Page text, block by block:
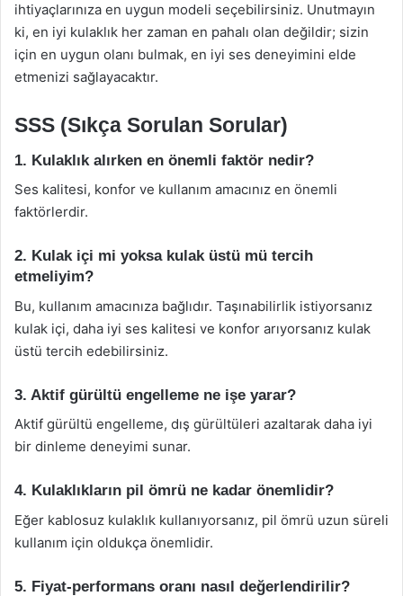
ihtiyaçlarınıza en uygun modeli seçebilirsiniz. Unutmayın
ki, en iyi kulaklık her zaman en pahalı olan değildir; sizin
için en uygun olanı bulmak, en iyi ses deneyimini elde
etmenizi sağlayacaktır.
SSS (Sıkça Sorulan Sorular)
1. Kulaklık alırken en önemli faktör nedir?
Ses kalitesi, konfor ve kullanım amacınız en önemli
faktörlerdir.
2. Kulak içi mi yoksa kulak üstü mü tercih
etmeliyim?
Bu, kullanım amacınıza bağlıdır. Taşınabilirlik istiyorsanız
kulak içi, daha iyi ses kalitesi ve konfor arıyorsanız kulak
üstü tercih edebilirsiniz.
3. Aktif gürültü engelleme ne işe yarar?
Aktif gürültü engelleme, dış gürültüleri azaltarak daha iyi
bir dinleme deneyimi sunar.
4. Kulaklıkların pil ömrü ne kadar önemlidir?
Eğer kablosuz kulaklık kullanıyorsanız, pil ömrü uzun süreli
kullanım için oldukça önemlidir.
5. Fiyat-performans oranı nasıl değerlendirilir?